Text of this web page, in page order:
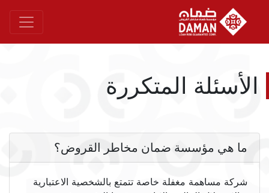
الأسئلة المتكررة
ما هي مؤسسة ضمان مخاطر القروض؟
شركة مساهمة مغفلة خاصة تتمتع بالشخصية الاعتبارية